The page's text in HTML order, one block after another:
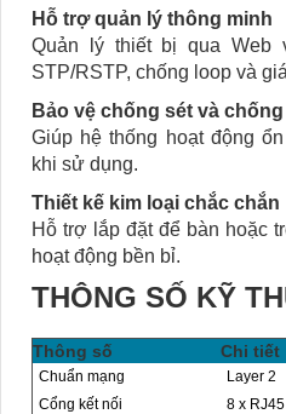
Hỗ trợ quản lý thông minh
Quản lý thiết bị qua Web
STP/RSTP, chống loop và
Bảo vệ chống sét và
Giúp hệ thống hoạt động
khi sử dụng.
Thiết kế kim loại chắc chắn
Hỗ trợ lắp đặt để bàn hoặc
hoạt động bền bỉ.
THÔNG SỐ KỸ
Thông số Chi tiết
Chuẩn mạng
Layer 2
Cổng kết nối
8 x